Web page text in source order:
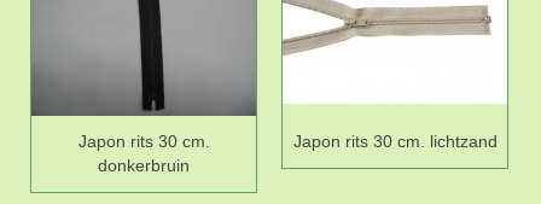
Japon rits 30 cm.
donkerbruin
Japon rits 30 cm. lichtzand